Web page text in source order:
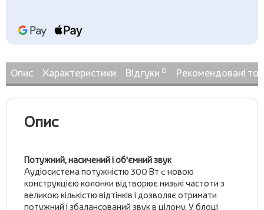
Опис Характеристики Відгуки 0 Рекомендовані
Опис
Потужний, насичений і об'ємний звук
Аудіосистема потужністю 300 Вт c новою
конструкцією колонки відтворює низькі частоти з
великою кількістю відтінків і дозволяє отримати
потужний і збалансований звук в цілому. У блоці